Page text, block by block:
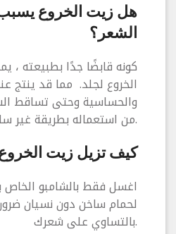
هل زيت الخروع
الشعر؟
كونه قابضًا جدًا بطبيعته ،
الخروع لجلد. مما قد ينتج
والحساسية وحتى تساقط
من استعماله بطريقة غير سليمة.
كيف تزيل زيت
اغسل فقط بالشامبو
لحمام ساخن دون نسيان
بالتساوي على شعرك.